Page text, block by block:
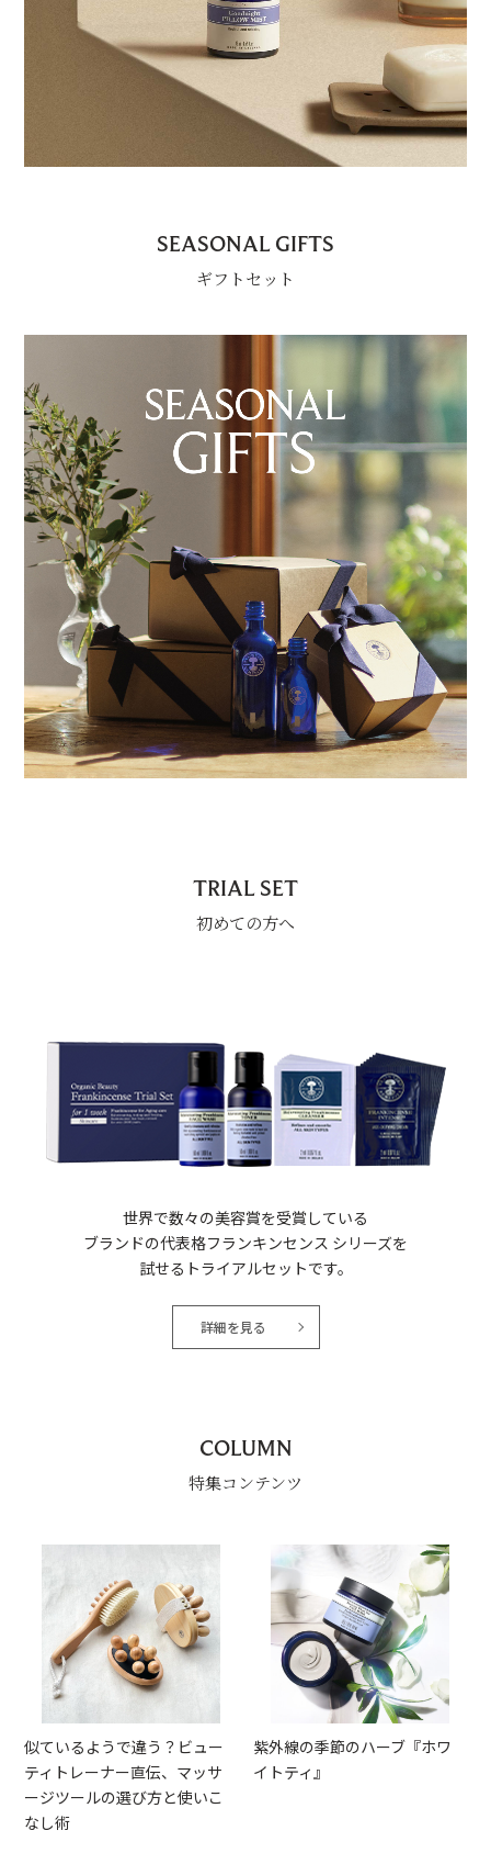
SEASONAL GIFTS
ギフトセット
TRIAL SET
初めての方へ
世界で数々の美容賞を受賞している
ブランドの代表格フランキンセンス シリーズを
試せるトライアルセットです。
詳細を見る
COLUMN
特集コンテンツ
似ているようで違う？ビュー
ティトレーナー直伝、マッサ
ージツールの選び方と使いこ
なし術
紫外線の季節のハーブ『ホワ
イトティ』